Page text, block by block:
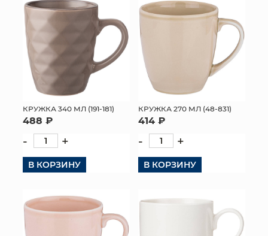
КРУЖКА 340 МЛ (191-181)
488 ₽
- +
В КОРЗИНУ
КРУЖКА 270 МЛ (48-831)
414 ₽
- +
В КОРЗИНУ